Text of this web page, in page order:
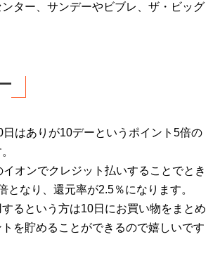
ター、サンデーやビブレ、ザ・ビッグ
はありが10デーというポイント5倍の
オンでクレジット払いすることでとき
となり、還元率が2.5％になります。
るという方は10日にお買い物をまとめ
を貯めることができるので嬉しいです